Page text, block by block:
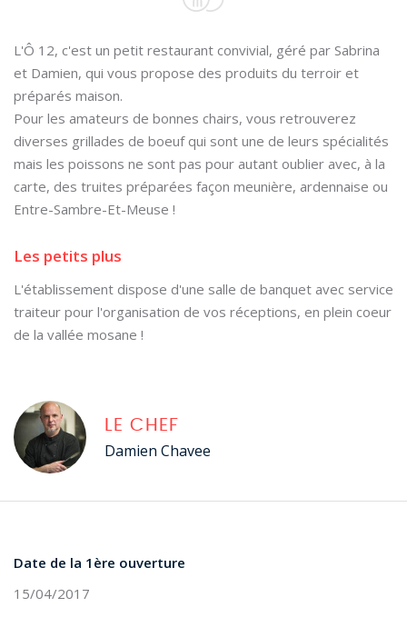
L'Ô 12, c'est un petit restaurant convivial, géré par Sabrina
et Damien, qui vous propose des produits du terroir et
préparés maison.
Pour les amateurs de bonnes chairs, vous retrouverez
diverses grillades de boeuf qui sont une de leurs spécialités
mais les poissons ne sont pas pour autant oublier avec, à la
carte, des truites préparées façon meunière, ardennaise ou
Entre-Sambre-Et-Meuse !
Les petits plus
L'établissement dispose d'une salle de banquet avec service
traiteur pour l'organisation de vos réceptions, en plein coeur
de la vallée mosane !
LE CHEF
Damien Chavee
Date de la 1ère ouverture
15/04/2017